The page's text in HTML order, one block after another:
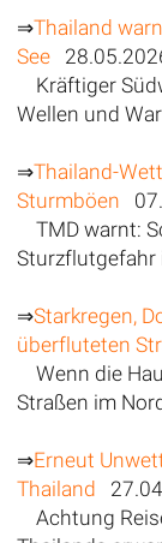
⇒Thailand
See
Kräftiger
Wellen und
⇒Thailand-
Sturmböen
TMD warnt:
Sturzflutgefahr
⇒Starkregen,
überfluteten
Wenn die
Straßen im
⇒Erneut
Thailand
Achtung